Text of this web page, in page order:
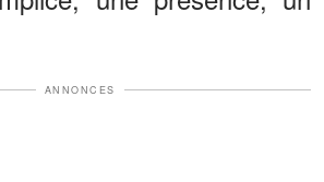
ANNONCES